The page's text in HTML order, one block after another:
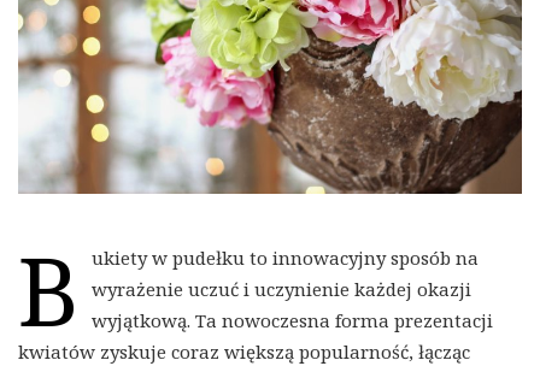
B
ukiety w pudełku to innowacyjny sposób na
wyrażenie uczuć i uczynienie każdej okazji
wyjątkową. Ta nowoczesna forma prezentacji
kwiatów zyskuje coraz większą popularność, łącząc